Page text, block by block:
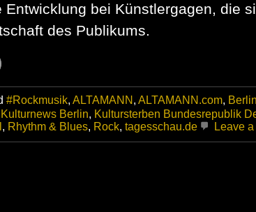
bei Künstlergagen, die
des Publikums.
#Rockmusik, ALTAMANN , ALTAMANN.com, Berlin
Kulturnews Berlin, Kultursterben Bundesrepublik
, Rhythm & Blues, Rock, tagesschau.de Leave